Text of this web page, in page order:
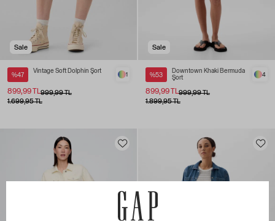
Sale
%47
Vintage Soft Dolphin Şort
999,99 TL
899,99 TL
1
1.699,95 TL
Sale
%53
Downtown Khaki Bermuda
Şort
999,99 TL
899,99 TL
4
1.899,95 TL